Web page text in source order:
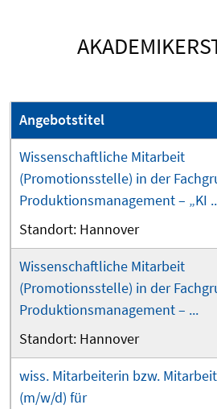
Angebotstitel
Wissenschaftliche Mitarbeit
(Promotionsstelle) in der
Produktionsmanagement – „KI
Hannover
Wissenschaftliche Mitarbeit
(Promotionsstelle) in der
Produktionsmanagement – ...
Hannover
wiss. Mitarbeiterin bzw.
(m/w/d) für